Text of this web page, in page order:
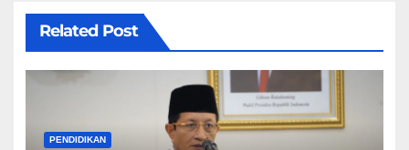
Related Post
PENDIDIKAN